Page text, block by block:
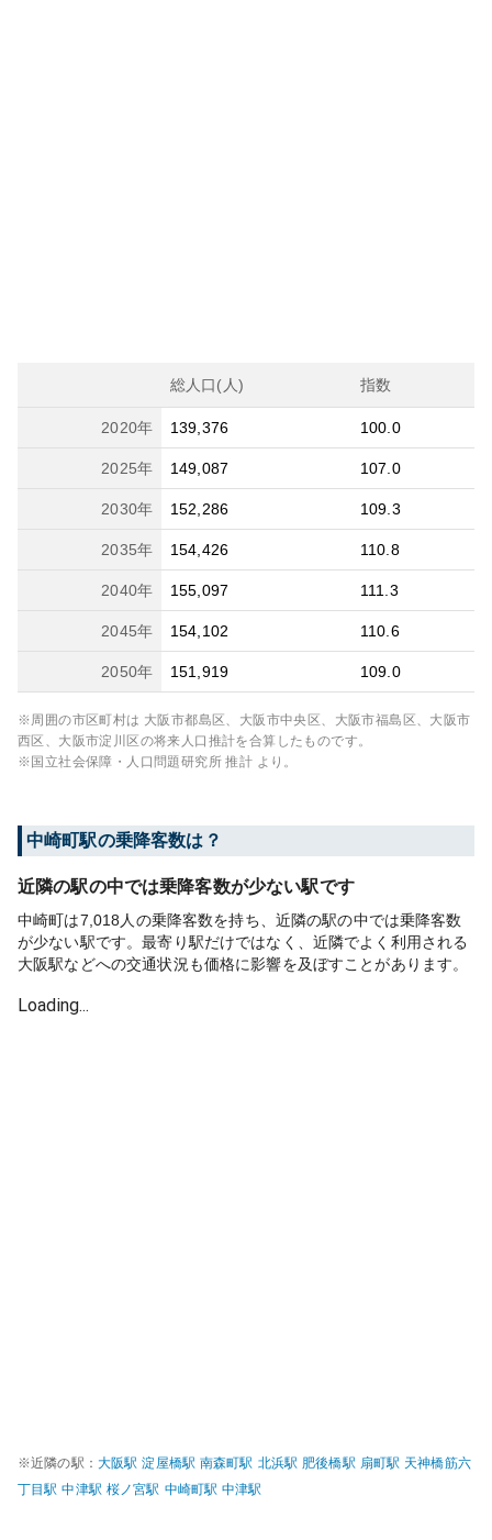
総人口(人) 指数
2020年 139,376 100.0
2025年 149,087 107.0
2030年 152,286 109.3
2035年 154,426 110.8
2040年 155,097 111.3
2045年 154,102 110.6
2050年 151,919 109.0
※周囲の市区町村は 大阪市都島区、大阪市中央区、大阪市福島区、大阪市
西区、大阪市淀川区の将来人口推計を合算したものです。
※国立社会保障・人口問題研究所 推計 より。
中崎町駅の乗降客数は？
近隣の駅の中では乗降客数が少ない駅です
中崎町は7,018人の乗降客数を持ち、近隣の駅の中では乗降客数
が少ない駅です。最寄り駅だけではなく、近隣でよく利用される
大阪駅などへの交通状況も価格に影響を及ぼすことがあります。
Loading...
※近隣の駅： 大阪駅 淀屋橋駅 南森町駅 北浜駅 肥後橋駅 扇町駅 天神橋筋六
丁目駅 中津駅 桜ノ宮駅 中崎町駅 中津駅